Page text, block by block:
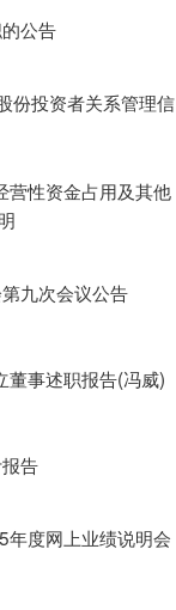
公告
份投资者关系管理信
营性资金占用及其他
九次会议公告
董事述职报告(冯威)
告
年度网上业绩说明会